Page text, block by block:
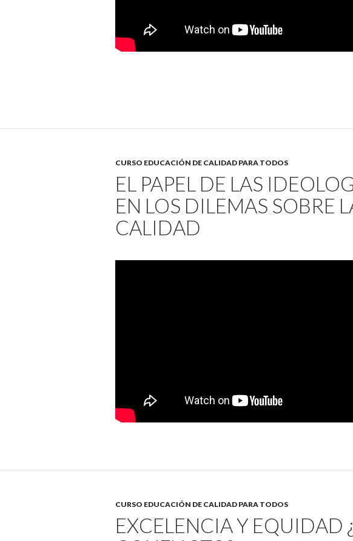
CURSO EDUCACIÓN DE CALIDAD PARA TODOS
EL PAPEL DE LAS
EN LOS DILEMAS SOBRE
CALIDAD
CURSO EDUCACIÓN DE CALIDAD PARA TODOS
EXCELENCIA Y EQUIDAD